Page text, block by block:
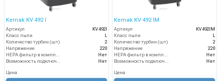
Kemak KV 492 I
Артикул
KV492I
Класс пыли
L
Количество турбин (шт)
2
Напряжение
220
HEPA фильтр в комплекте
Нет
Возможность подключения электрощетки
Нет
Цена
Kemak KV 492 IM
Артикул
KV492IM
Класс пыли
L
Количество турбин (шт)
2
Напряжение
220
HEPA фильтр в комплекте
Нет
Возможность подключения электрощетки
Нет
Цена